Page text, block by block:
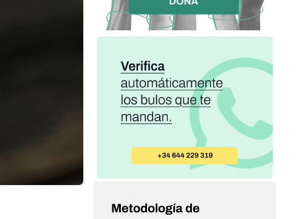
Metodología de